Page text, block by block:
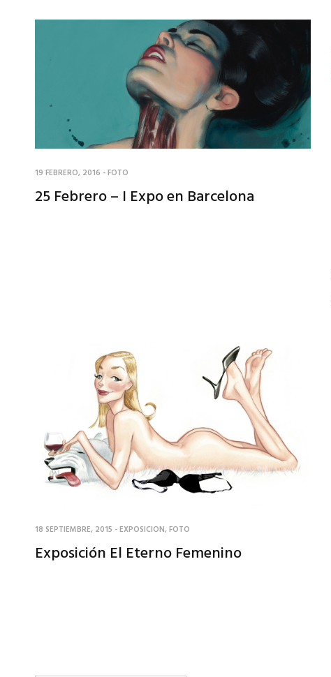
19 FEBRERO, 2016 -FOTO
25 Febrero – I Expo en Barcelona
18 SEPTIEMBRE, 2015 -EXPOSICION,FOTO
Exposición El Eterno Femenino